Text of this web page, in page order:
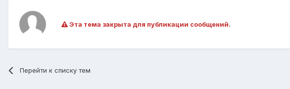
Эта тема закрыта для публикации сообщений.
Перейти к списку тем